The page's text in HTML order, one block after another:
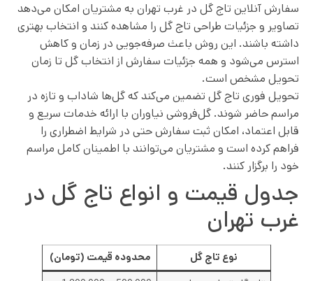
سفارش آنلاین تاج گل در غرب تهران به مشتریان امکان می‌دهد
تصاویر و جزئیات طراحی تاج گل را مشاهده کنند و انتخاب بهتری
داشته باشند. این روش باعث صرفه‌جویی در زمان و کاهش
استرس می‌شود و همه جزئیات سفارش از انتخاب گل تا زمان
تحویل مشخص است.
تحویل فوری تاج گل تضمین می‌کند که گل‌ها شاداب و تازه در
مراسم حاضر شوند. گل‌فروشی نیاوران با ارائه خدمات سریع و
قابل اعتماد، امکان ثبت سفارش حتی در شرایط اضطراری را
فراهم کرده است و مشتریان می‌توانند با اطمینان کامل مراسم
خود را برگزار کنند.
جدول قیمت و انواع تاج گل در
غرب تهران
نوع تاج گل
محدوده قیمت (تومان)